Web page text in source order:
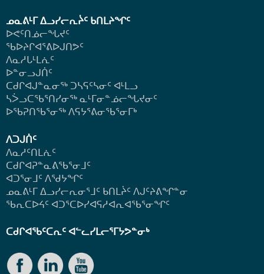
ᓄᓇᕕᒻᒥ ᐃᓗᓯᓕᕆᔩᑦ ᑲᑎᒪᔨᖏᑦ
ᐅᕙᑦᑎᓅᓕᖓᔪᑦ
ᖃᐅᔨᒋᐊᕐᕕᐅᒍᑎᕗᑦ
ᐱᓇᓱᒐᒻᒪᕇᑦ
ᐅᓐᓂᓗᒍᑏᑦ
ᑕᑯᒋᐊᒍᓐᓇᓂᖅ ᑐᓴᕋᑦᓴᓂᑦ ᐊᒻᒪᓗ
ᓴᐴᓗᑕᖃᕐᑎᓯᓂᖅ ᓇᒻᒥᓂᓐᓅᓕᖓᔪᓂᑦ
ᐅᖃᕈᑎᖃᕐᓂᖅ ᐱᕋᔭᕐᕕᓂᖃᕐᓂᒥᒃ
ᐱᑐᒍᑏᑦ
ᐱᓇᓱᑦᑎᒪᕇᑦ
ᑕᑯᒋᐊᕈᓐᓇᕕᖃᕐᓂᒧᑦ
ᐊᑐᕐᓂᒧᑦ ᐱᖁᔭᖏᑦ
ᓄᓇᕕᒻᒥ ᐃᓗᓯᓕᕆᓂᕐᒧᑦ ᑲᑎᒪᔩᑦ ᐱᒍᑦᔨᕕᖏᓐᓂ
ᖃᕆᑕᐅᔦᑦ ᐊᑐᕐᑕᐅᓯᐊᕋᓱᐊᕆᐊᖃᕐᓂᖏᑦ
ᑕᑯᒋᐊᖃᑦᑕᕆᑦ ᐊᓪᓚᓯᒪᓕᕐᒥᔭᕗᓐᓂᒃ